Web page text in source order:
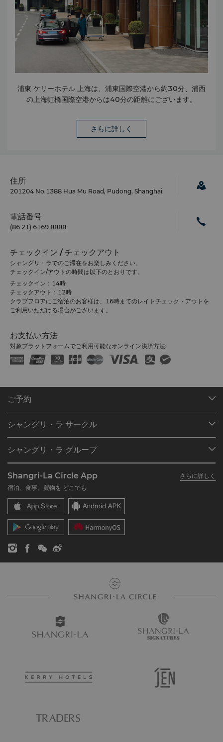
浦東 ケリーホテル 上海は、浦東国際空港から約30分、浦西
の上海虹橋国際空港からは40分の距離にございます。
さらに詳しく
住所
201204 No.1388 Hua Mu Road, Pudong, Shanghai
電話番号
(86 21) 6169 8888
チェックイン / チェックアウト
シャングリ・ラでのご滞在をお楽しみください。
チェックイン/アウトの時間は以下のとおりです。
チェックイン：14時
チェックアウト：12時
クラブフロアにご宿泊のお客様は、16時までのレイトチェック・アウトを
ご利用いただける場合がございます。
お支払い方法
対象プラットフォームでご利用可能なオンライン決済方法:
ご予約
ご予約の検索
レストラン＆バー
シャングリ・ラ サークル
シャングリ・ラ サークルに入会
よくあるお問合せや質問
SLCに関するお問い合わせ
シャングリ・ラ グループ
シャングリ・ラ ブランド
シャングリ・ラ センター
レジデンス
お問い合わせ
採用情報
企業の社会的責任
ニュース
Shangri-La Circle App
さらに詳しく
宿泊、食事、買物を どこでも